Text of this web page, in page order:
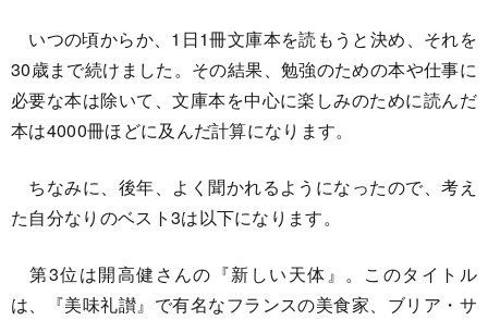
いつの頃からか、1日1冊文庫本を読もうと決め、それを
30歳まで続けました。その結果、勉強のための本や仕事に
必要な本は除いて、文庫本を中心に楽しみのために読んだ
本は4000冊ほどに及んだ計算になります。
ちなみに、後年、よく聞かれるようになったので、考え
た自分なりのベスト3は以下になります。
第3位は開高健さんの『新しい天体』。このタイトル
は、『美味礼讃』で有名なフランスの美食家、ブリア・サ